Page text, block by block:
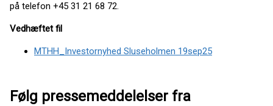
på telefon +45 31 21 68 72.
Vedhæftet fil
MTHH_Investornyhed Sluseholmen 19sep25
Følg pressemeddelelser fra